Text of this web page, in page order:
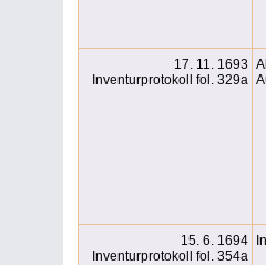
17. 11. 1693
Inventurprotokoll fol. 329a
15. 6. 1694
Inventurprotokoll fol. 354a